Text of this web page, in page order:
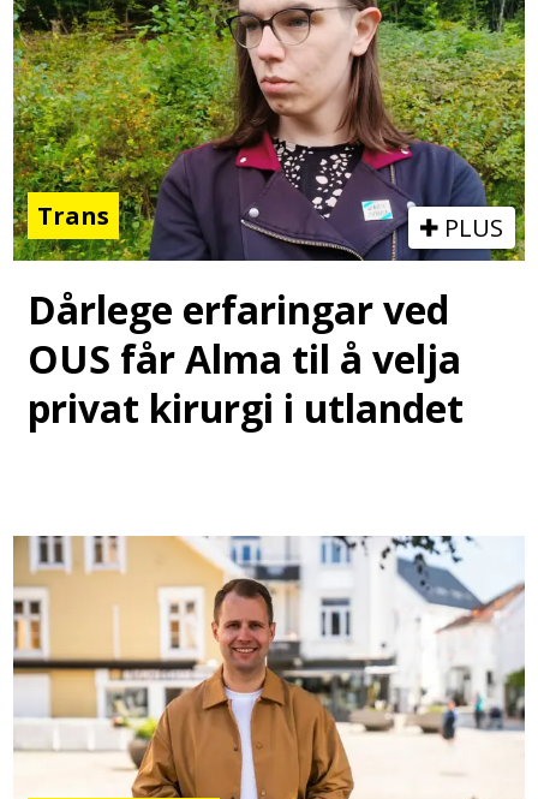
Trans PLUS
Dårlege erfaringar ved
OUS får Alma til å velja
privat kirurgi i utlandet